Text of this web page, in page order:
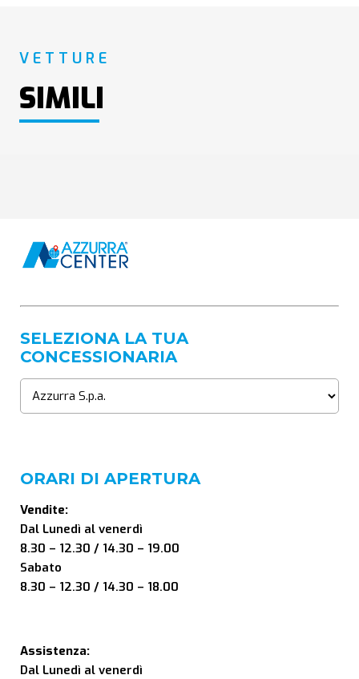
VETTURE
SIMILI
SELEZIONA LA TUA
CONCESSIONARIA
ORARI DI APERTURA
Vendite:
Dal Lunedì al venerdì
8.30 – 12.30 / 14.30 – 19.00
Sabato
8.30 – 12.30 / 14.30 – 18.00
Assistenza:
Dal Lunedì al venerdì